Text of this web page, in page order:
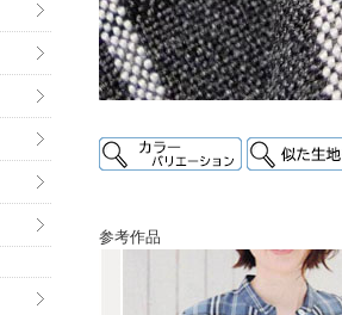
参考作品